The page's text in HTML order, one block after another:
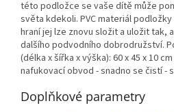
této podložce se vaše dítě může
světa kdekoli. PVC materiál
hraní jej lze znovu složit a uložit tak,
dalšího podvodního dobrodružství.
(délka x šířka x výška): 60 x 45 x 10
nafukovací obvod - snadno se čistí -
Doplňkové parametry